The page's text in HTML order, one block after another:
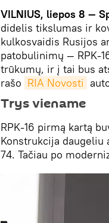
VILNIUS, liepos 8 —
didelis tikslumas ir
kulkosvaidis Rusijos
patobulinimų — RPK-
trūkumų, ir į tai bus
rašo RIA Novosti
Trys viename
RPK-16 pirmą kartą
Konstrukcija daugeliu
74. Tačiau po